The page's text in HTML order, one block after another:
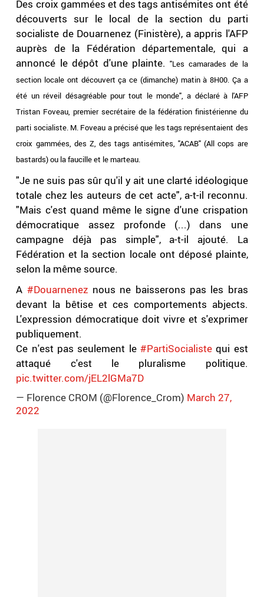
Des croix gammées et des tags antisémites ont été
découverts sur le local de la section du parti
socialiste de Douarnenez (Finistère), a appris l'AFP
auprès de la Fédération départementale, qui a
annoncé le dépôt d'une plainte."Les camarades de la
section locale ont découvert ça ce (dimanche) matin à 8H00. Ça a
été un réveil désagréable pour tout le monde", a déclaré à l'AFP
Tristan Foveau, premier secrétaire de la fédération finistérienne du
parti socialiste. M. Foveau a précisé que les tags représentaient des
croix gammées, des Z, des tags antisémites, "ACAB" (All cops are
bastards) ou la faucille et le marteau.
"Je ne suis pas sûr qu'il y ait une clarté idéologique
totale chez les auteurs de cet acte", a-t-il reconnu.
"Mais c'est quand même le signe d'une crispation
démocratique assez profonde (...) dans une
campagne déjà pas simple", a-t-il ajouté. La
Fédération et la section locale ont déposé plainte,
selon la même source.
A #Douarnenez nous ne baisserons pas les bras
devant la bêtise et ces comportements abjects.
L'expression démocratique doit vivre et s'exprimer
publiquement.
Ce n'est pas seulement le #PartiSocialistequi est
attaqué c'est le pluralisme politique.
pic.twitter.com/jEL2lGMa7D
— Florence CROM (@Florence_Crom) March 27,
2022